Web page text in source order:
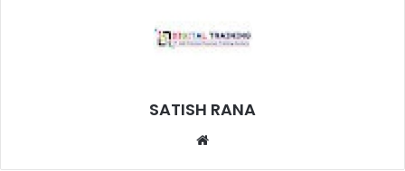
SATISH RANA